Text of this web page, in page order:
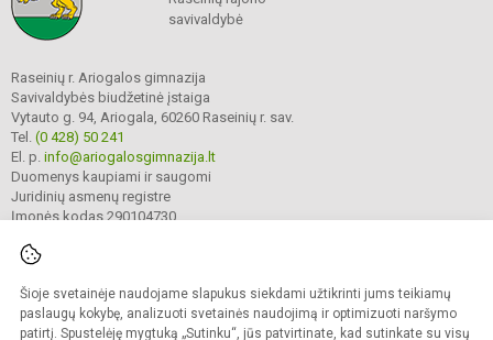
Šioje svetainėje naudojame slapukus siekdami užtikrinti jums teikiamų
paslaugų kokybę, analizuoti svetainės naudojimą ir optimizuoti naršymo
patirtį. Spustelėję mygtuką „Sutinku“, jūs patvirtinate, kad sutinkate su visų
savivaldybė
Raseinių r. Ariogalos gimnazija
Savivaldybės biudžetinė įstaiga
Vytauto g. 94, Ariogala, 60260 Raseinių r. sav.
Tel. (0 428) 50 241
El. p. info@ariogalosgimnazija.lt
Duomenys kaupiami ir saugomi
Juridinių asmenų registre
Įmonės kodas 290104730
© 2022. Raseinių r. Ariogalos gimnazija. Visos teisės saugomos.
Kopijuoti turinį be raštiško gimnazijos sutikimo griežtai draudžiama.